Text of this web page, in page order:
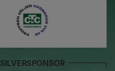
SILVERSPONSOR